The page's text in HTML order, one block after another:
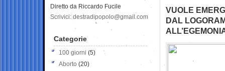
VUOLE
DAL
Diretto da Riccardo Fucile
Scrivici: destradipopolo@gmail.com
Categorie
100 giorni (5)
Aborto (20)